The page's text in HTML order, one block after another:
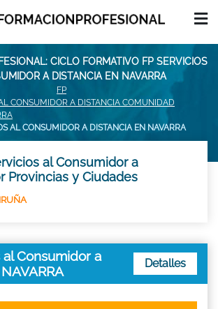
CICLO FORMATIVO FP SERVICIOS
A DISTANCIA EN NAVARRA
FP
CONSUMIDOR A DISTANCIA COMUNIDAD
AL CONSUMIDOR A DISTANCIA EN NAVARRA
al Consumidor a
Provincias y Ciudades
al Consumidor a
Detalles